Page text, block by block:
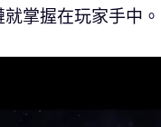
掌握在玩家手中。